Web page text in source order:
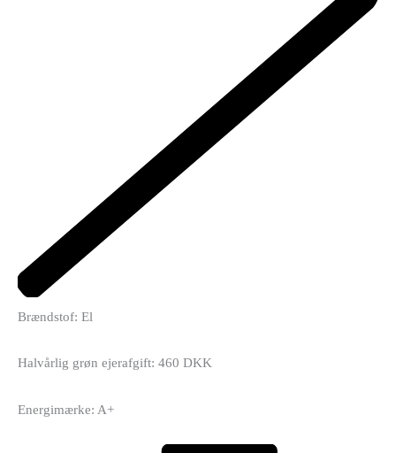
Brændstof: El
Halvårlig grøn ejerafgift: 460 DKK
Energimærke: A+